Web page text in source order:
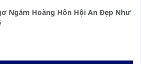
Ngắm Hoàng Hôn Hội An Đẹp Như